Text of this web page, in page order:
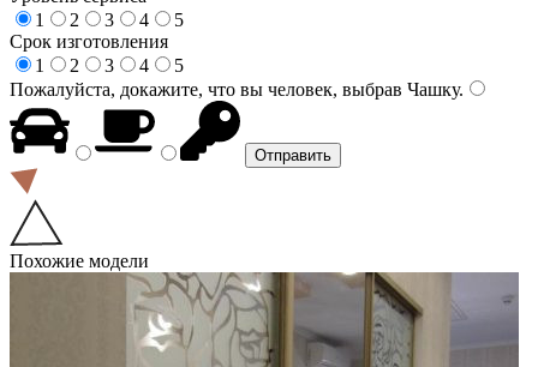
1
2 3 4
5
Срок изготовления
1
2 3 4
5
Пожалуйста, докажите, что вы человек, выбрав Чашку.
Похожие модели